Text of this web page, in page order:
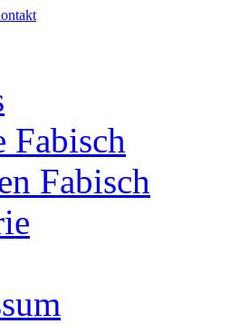
Fabisch
Fabisch